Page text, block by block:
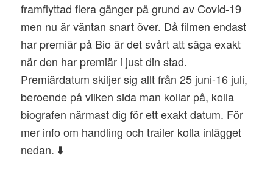
framflyttad flera gånger på grund av Covid-19
men nu är väntan snart över. Då filmen endast
har premiär på Bio är det svårt att säga exakt
när den har premiär i just din stad.
Premiärdatum skiljer sig allt från 25 juni-16 juli,
beroende på vilken sida man kollar på, kolla
biografen närmast dig för ett exakt datum. För
mer info om handling och trailer kolla inlägget
nedan. ⬇️